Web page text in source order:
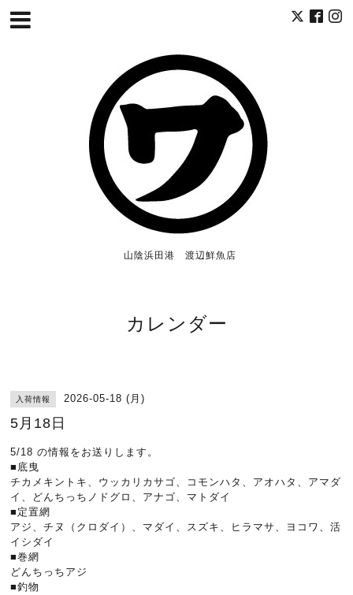
山陰浜田港 渡辺鮮魚店
カレンダー
入荷情報 2026-05-18 (月)
5月18日
5/18 の情報をお送りします。
■底曳
チカメキントキ、ウッカリカサゴ、コモンハタ、アオハタ、アマダ
イ、どんちっちノドグロ、アナゴ、マトダイ
■定置網
アジ、チヌ（クロダイ）、マダイ、スズキ、ヒラマサ、ヨコワ、活
イシダイ
■巻網
どんちっちアジ
■釣物